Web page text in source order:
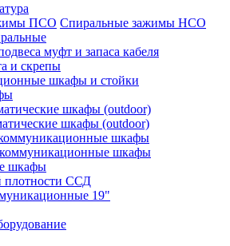
ПСО Спиральные зажимы НСО
муфт и запаса кабеля
и скрепы
шкафы и стойки
шкафы (outdoor)
шкафы (outdoor)
шкафы
шкафы
шкафы
ССД
19"